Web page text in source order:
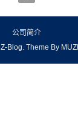
公司简介
Z-Blog. Theme By